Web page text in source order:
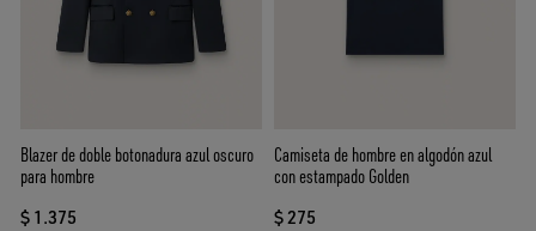
Blazer de doble botonadura azul oscuro
para hombre
$ 1.375
Camiseta de hombre en algodón azul
con estampado Golden
$ 275